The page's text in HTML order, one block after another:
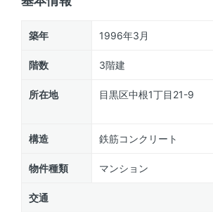
築年 1996年3月
階数 3階建
所在地
目黒区中根1丁目21-9
構造 鉄筋コンクリート
物件種類 マンション
交通